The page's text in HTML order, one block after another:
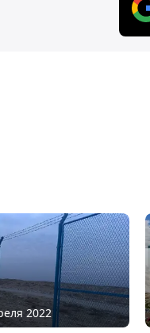
2022